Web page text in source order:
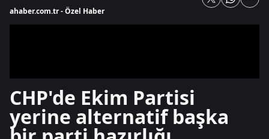
ahaber.com.tr - Özel Haber
CHP'de Ekim Partisi
yerine alternatif başka